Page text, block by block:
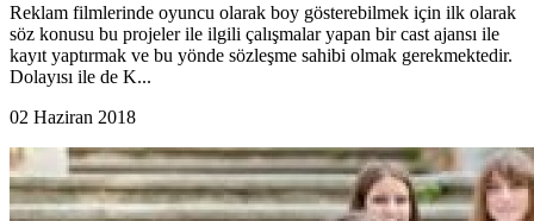
Reklam filmlerinde oyuncu olarak boy gösterebilmek için ilk olarak
söz konusu bu projeler ile ilgili çalışmalar yapan bir cast ajansı ile
kayıt yaptırmak ve bu yönde sözleşme sahibi olmak gerekmektedir.
Dolayısı ile de K...
02 Haziran 2018